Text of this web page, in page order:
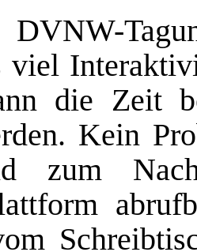
viel
die Zeit
Kein
zum